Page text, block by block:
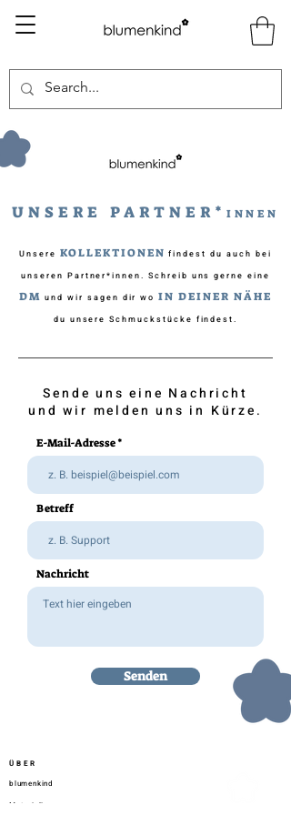
UNSERE PARTNER*INNEN
UnsereKOLLEKTIONENfindest du auch bei
unseren Partner*innen. Schreib uns gerne eine
DM und wir sagen dir wo IN DEINER NÄHE
du unsere Schmuckstücke findest.
Sende uns eine Nachricht
und wir melden uns in Kürze.
E-Mail-Adresse
Betreff
Nachricht
Senden
ÜBER
blumenkind
Materialien